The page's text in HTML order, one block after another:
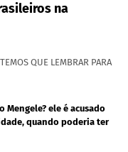
na
QUE LEMBRAR PARA
ele é acusado
quando poderia ter